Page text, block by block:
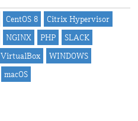
CentOS 8
Citrix Hypervisor
NGINX PHP
SLACK
VirtualBox
WINDOWS
macOS